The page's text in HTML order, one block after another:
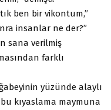
ben bir vikontum,”
insanlar ne der?”
sana verilmiş
farklı
yüzünde alaylı
kıyaslama maymuna